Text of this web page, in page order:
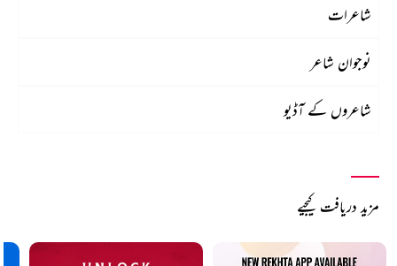
شاعرات
نوجوان شاعر
شاعروں کے آڈیو
مزید دریافت کیجیے